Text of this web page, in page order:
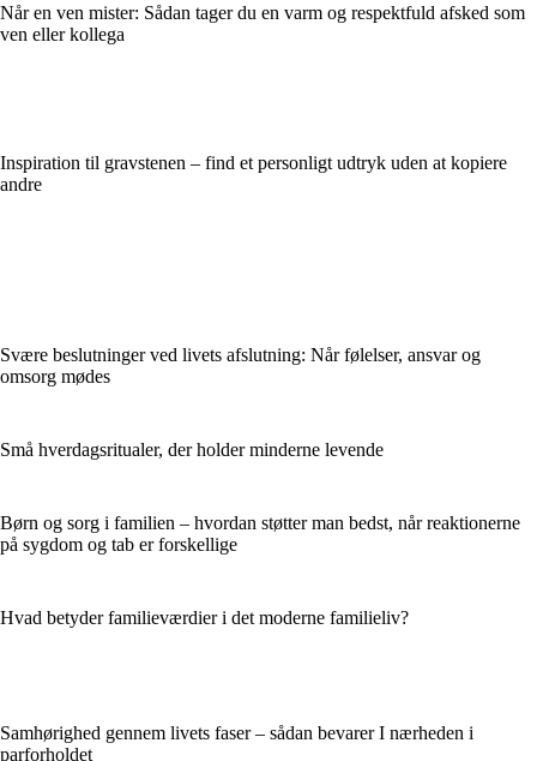
Når en ven mister: Sådan tager du en varm og respektfuld afsked som
ven eller kollega
Inspiration til gravstenen – find et personligt udtryk uden at kopiere
andre
Svære beslutninger ved livets afslutning: Når følelser, ansvar og
omsorg mødes
Små hverdagsritualer, der holder minderne levende
Børn og sorg i familien – hvordan støtter man bedst, når reaktionerne
på sygdom og tab er forskellige
Hvad betyder familieværdier i det moderne familieliv?
Samhørighed gennem livets faser – sådan bevarer I nærheden i
parforholdet